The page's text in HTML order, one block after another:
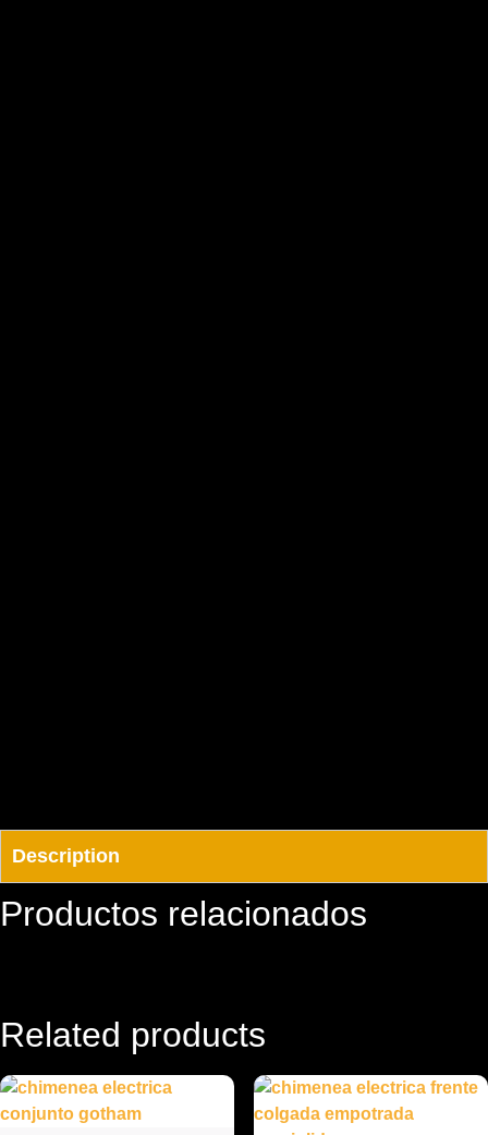
Description
Productos relacionados
Related products